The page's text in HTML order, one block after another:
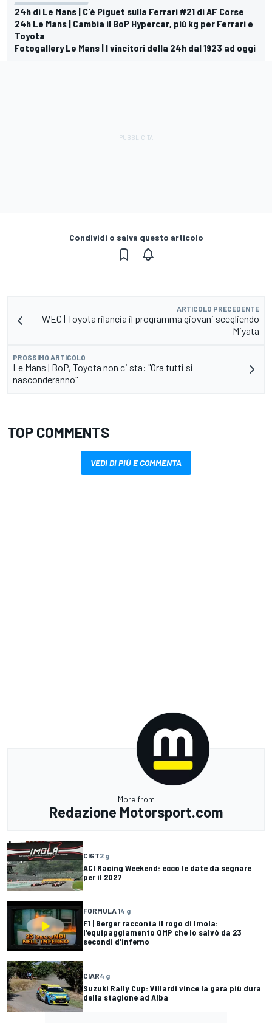
24h di Le Mans | C'è Piguet sulla Ferrari #21 di AF Corse
24h Le Mans | Cambia il BoP Hypercar, più kg per Ferrari e
Toyota
Fotogallery Le Mans | I vincitori della 24h dal 1923 ad oggi
Condividi o salva questo articolo
ARTICOLO PRECEDENTE
WEC | Toyota rilancia il programma giovani scegliendo
Miyata
PROSSIMO ARTICOLO
Le Mans | BoP, Toyota non ci sta: "Ora tutti si
nasconderanno"
TOP COMMENTS
VEDI DI PIÙ E COMMENTA
More from
Redazione Motorsport.com
CIGT2 g
ACI Racing Weekend: ecco le date da segnare
per il 2027
FORMULA 14 g
F1 | Berger racconta il rogo di Imola:
l'equipaggiamento OMP che lo salvò da 23
secondi d'inferno
CIAR4 g
Suzuki Rally Cup: Villardi vince la gara più dura
della stagione ad Alba